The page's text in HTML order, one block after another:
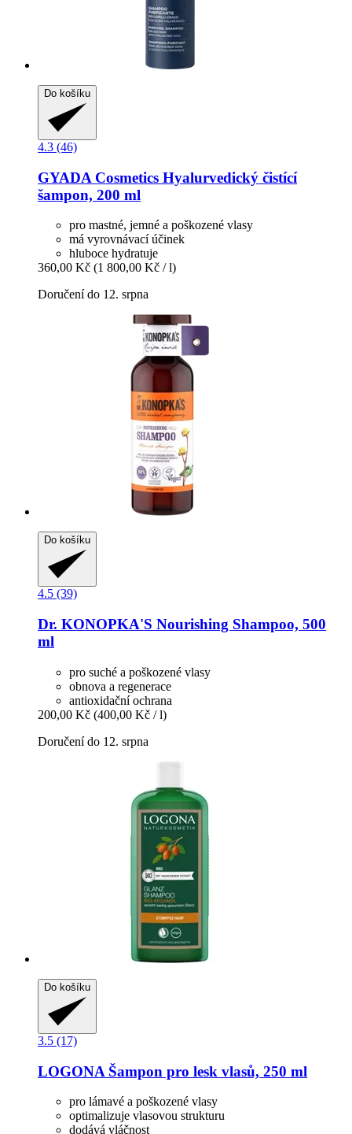
Do košíku
4.3 (46)
GYADA Cosmetics Hyalurvedický čistící
šampon, 200 ml
pro mastné, jemné a poškozené vlasy
má vyrovnávací účinek
hluboce hydratuje
360,00 Kč (1 800,00 Kč / l)
Doručení do 12. srpna
Do košíku
4.5 (39)
Dr. KONOPKA'S Nourishing Shampoo, 500
ml
pro suché a poškozené vlasy
obnova a regenerace
antioxidační ochrana
200,00 Kč (400,00 Kč / l)
Doručení do 12. srpna
Do košíku
3.5 (17)
LOGONA Šampon pro lesk vlasů, 250 ml
pro lámavé a poškozené vlasy
optimalizuje vlasovou strukturu
dodává vláčnost